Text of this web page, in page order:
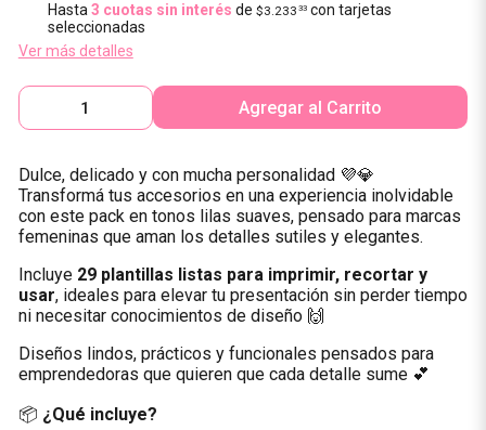
Hasta3 cuotas sin interés de$3.233 33 con tarjetas
seleccionadas
Ver más detalles
Agregar al Carrito
Dulce, delicado y con mucha personalidad 💜💎
Transformá tus accesorios en una experiencia inolvidable
con este pack en tonos lilas suaves, pensado para marcas
femeninas que aman los detalles sutiles y elegantes.
Incluye 29 plantillas listas para imprimir, recortar y
usar, ideales para elevar tu presentación sin perder tiempo
ni necesitar conocimientos de diseño 🙌
Diseños lindos, prácticos y funcionales pensados para
emprendedoras que quieren que cada detalle sume 💕
📦 ¿Qué incluye?